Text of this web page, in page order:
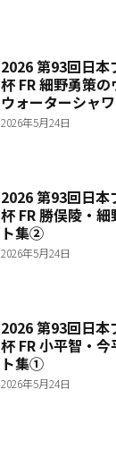
2026 第93回日
杯 FR 細野勇策
ウォーターシャ
2026年5月24日
2026 第93回日
杯 FR 勝俣陵・
ト集②
2026年5月24日
2026 第93回日
杯 FR 小平智・
ト集①
2026年5月24日